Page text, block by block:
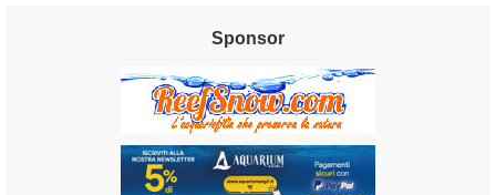
Sponsor